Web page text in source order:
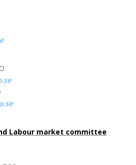
Labour market committee